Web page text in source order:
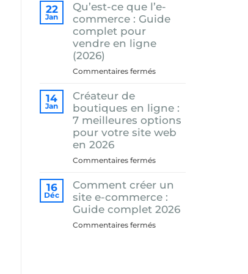
ce
que
cela
il
?
(2026)
22
Jan
Qu’est-ce que l’e-
commerce : Guide
complet pour
vendre en ligne
(2026)
Commentaires ferméssur
que
l’e-
commerce
complet
vendre
en
ligne
14
Jan
Créateur de
boutiques en ligne :
7 meilleures options
pour votre site web
en 2026
Commentaires ferméssur
de
boutiques
en
:
16
Déc
Comment créer un
site e-commerce :
Guide complet 2026
Commentaires ferméssur